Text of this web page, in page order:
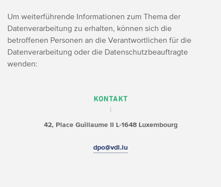
Um weiterführende Informationen zum Thema der
Datenverarbeitung zu erhalten, können sich die
betroffenen Personen an die Verantwortlichen für die
Datenverarbeitung oder die Datenschutzbeauftragte
wenden:
KONTAKT
42, Place Guillaume II L-1648 Luxembourg
dpo@vdl.lu